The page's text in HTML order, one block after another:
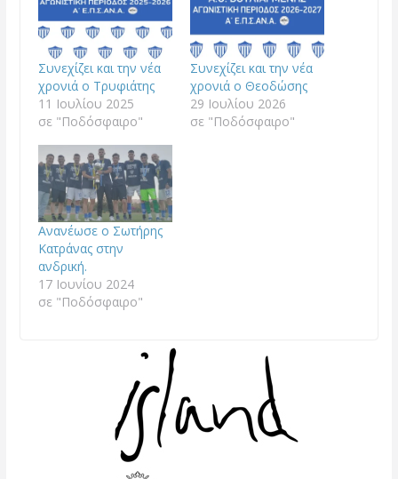
Συνεχίζει και την νέα
χρονιά ο Τρυφιάτης
11 Ιουλίου 2025
σε "Ποδόσφαιρο"
Συνεχίζει και την νέα
χρονιά ο Θεοδώσης
29 Ιουλίου 2026
σε "Ποδόσφαιρο"
Ανανέωσε ο Σωτήρης
Κατράνας στην
ανδρική.
17 Ιουνίου 2024
σε "Ποδόσφαιρο"